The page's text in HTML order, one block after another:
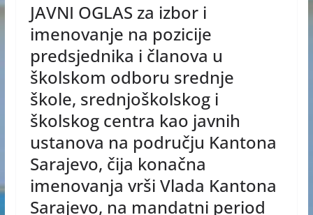
JAVNI OGLAS za izbor i
imenovanje na pozicije
predsjednika i članova u
školskom odboru srednje
škole, srednjoškolskog i
školskog centra kao javnih
ustanova na području Kantona
Sarajevo, čija konačna
imenovanja vrši Vlada Kantona
Sarajevo, na mandatni period